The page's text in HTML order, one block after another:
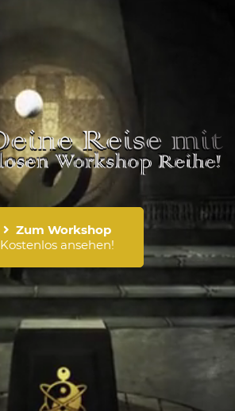
Zum Workshop
Kostenlos ansehen!